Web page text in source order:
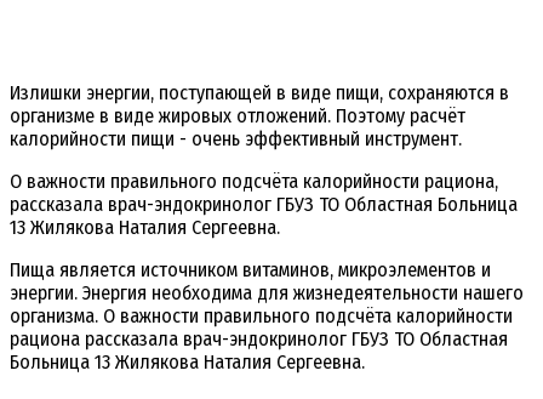
Излишки энергии, поступающей в виде пищи, сохраняются в
организме в виде жировых отложений. Поэтому расчёт
калорийности пищи - очень эффективный инструмент.
О важности правильного подсчёта калорийности рациона,
рассказала врач-эндокринолог ГБУЗ ТО Областная Больница
13 Жилякова Наталия Сергеевна.
Пища является источником витаминов, микроэлементов и
энергии. Энергия необходима для жизнедеятельности нашего
организма. О важности правильного подсчёта калорийности
рациона рассказала врач-эндокринолог ГБУЗ ТО Областная
Больница 13 Жилякова Наталия Сергеевна.